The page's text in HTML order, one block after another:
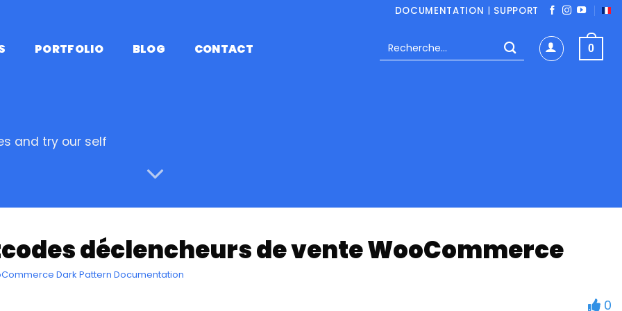
DOCUMENTATION | SUPPORT
PORTFOLIO BLOG CONTACT
Recherche
pour :
0
and try our self
déclencheurs de vente WooCommerce
Dark Pattern Documentation
0